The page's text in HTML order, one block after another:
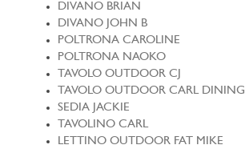
DIVANO BRIAN
DIVANO JOHN B
POLTRONA CAROLINE
POLTRONA NAOKO
TAVOLO OUTDOOR CJ
TAVOLO OUTDOOR CARL DINING
SEDIA JACKIE
TAVOLINO CARL
LETTINO OUTDOOR FAT MIKE